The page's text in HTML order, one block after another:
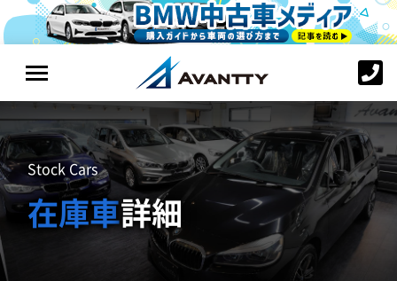
Stock Cars
在庫車詳細